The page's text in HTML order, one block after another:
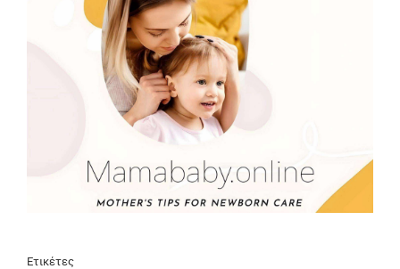
Ετικέτες